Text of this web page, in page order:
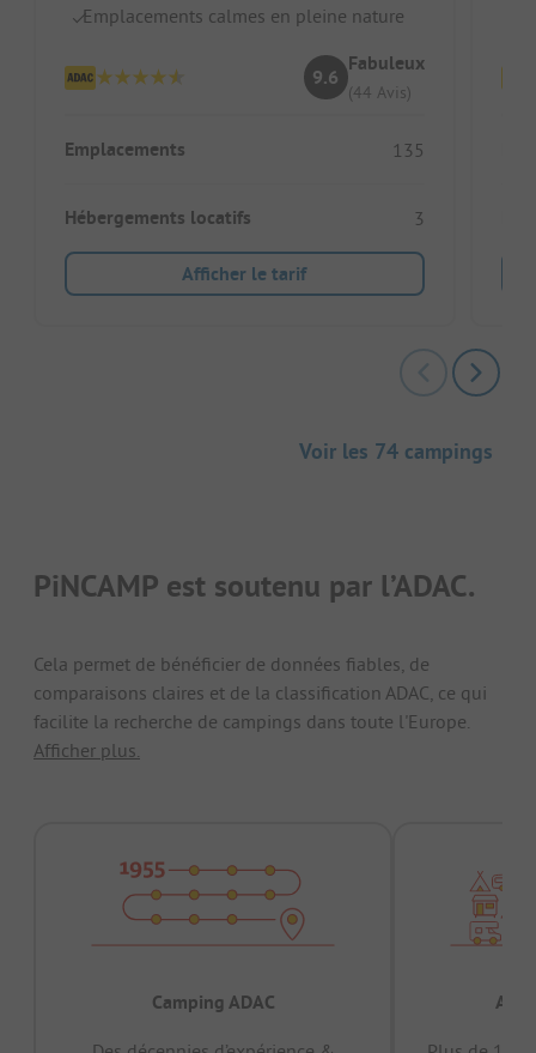
Emplacements calmes en pleine nature
9.6
Fabuleux
(44 Avis)
Emplacements 135
Hébergements locatifs 3
Afficher le tarif
Voir les 74 campings
PiNCAMP est soutenu par l’ADAC.
Cela permet de bénéficier de données fiables, de
comparaisons claires et de la classification ADAC, ce qui
facilite la recherche de campings dans toute l'Europe.
Afficher plus.
Camping ADAC